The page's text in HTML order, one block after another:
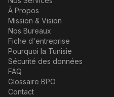
À Propos
Mission & Vision
Nos Bureaux
Fiche d'entreprise
Pourquoi la Tunisie
Sécurité des données
FAQ
Glossaire BPO
Contact